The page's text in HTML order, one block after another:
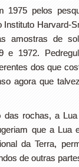
1975 pelos
Harvard-
amostras de
e 1972.
dos que
agora que
rochas, a
que a Lua
da Terra,
de outras